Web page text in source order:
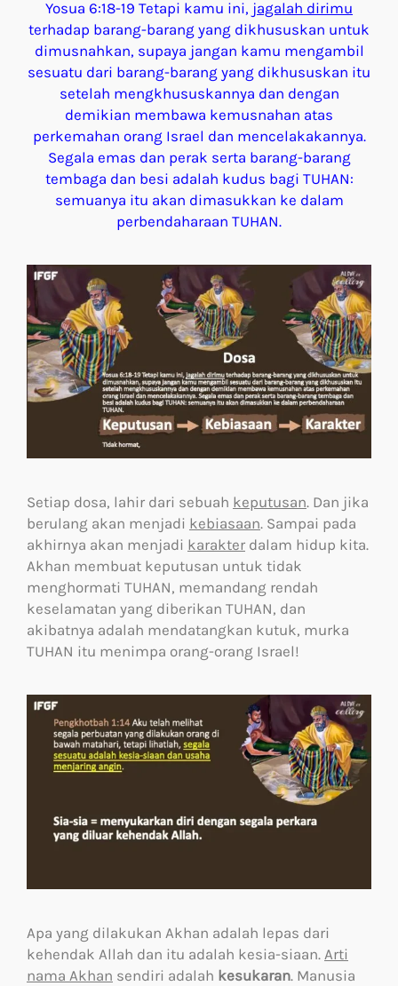
Yosua 6:18-19 Tetapi kamu ini, jagalah dirimu
terhadap barang-barang yang dikhususkan untuk
dimusnahkan, supaya jangan kamu mengambil
sesuatu dari barang-barang yang dikhususkan itu
setelah mengkhususkannya dan dengan
demikian membawa kemusnahan atas
perkemahan orang Israel dan mencelakakannya.
Segala emas dan perak serta barang-barang
tembaga dan besi adalah kudus bagi TUHAN:
semuanya itu akan dimasukkan ke dalam
perbendaharaan TUHAN.
Setiap dosa, lahir dari sebuah keputusan. Dan jika
berulang akan menjadi kebiasaan. Sampai pada
akhirnya akan menjadi karakter dalam hidup kita.
Akhan membuat keputusan untuk tidak
menghormati TUHAN, memandang rendah
keselamatan yang diberikan TUHAN, dan
akibatnya adalah mendatangkan kutuk, murka
TUHAN itu menimpa orang-orang Israel!
Apa yang dilakukan Akhan adalah lepas dari
kehendak Allah dan itu adalah kesia-siaan. Arti
nama Akhan sendiri adalah kesukaran. Manusia